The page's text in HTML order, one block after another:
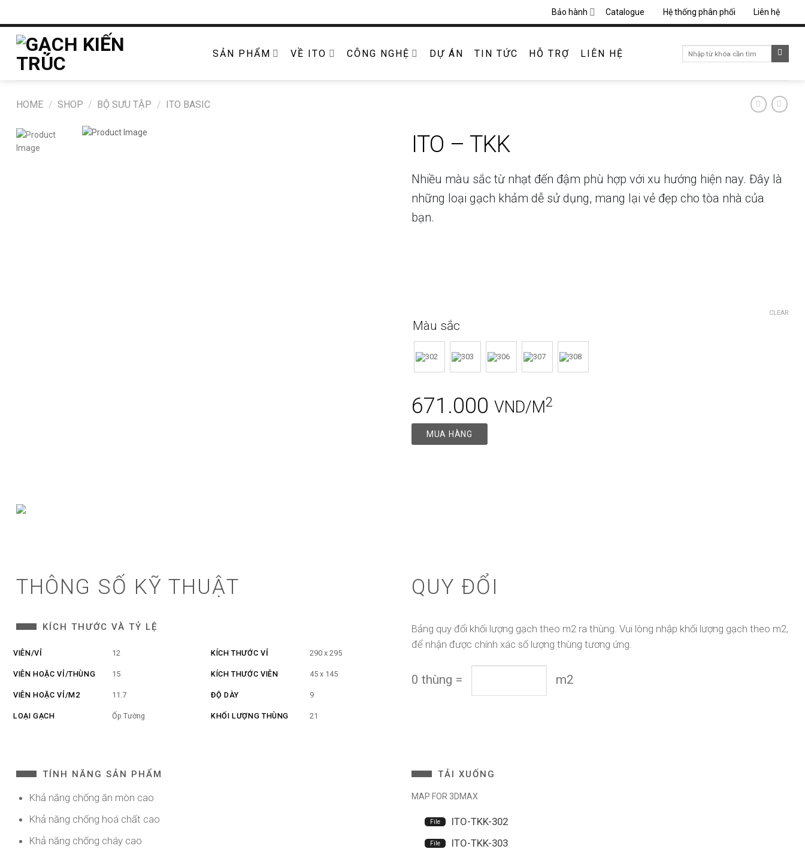
dung
Bảo hành Catalogue Hệ thống phân phối Liên hệ
SẢN PHẨM VỀ ITO CÔNG NGHỆ DỰ ÁN TIN TỨC HỖ TRỢ LIÊN HỆ
Search
HOME / SHOP / BỘ SƯU TẬP / ITO BASIC
ITO – TKK
Nhiều màu sắc từ nhạt đến đậm phù hợp với xu hướng hiện nay. Đây là
những loại gạch khảm dễ sử dụng, mang lại vẻ đẹp cho tòa nhà của
bạn.
Màu sắc
CLEAR
671.000 VND/M2
MUA HÀNG
THÔNG SỐ KỸ THUẬT
KÍCH THƯỚC VÀ TỶ LỆ
VIÊN/VỈ 12 KÍCH THƯỚC VỈ 290 x 295
VIÊN HOẶC VỈ/THÙNG 15 KÍCH THƯỚC VIÊN 45 x 145
VIÊN HOẶC VỈ/M2 11.7 ĐỘ DÀY 9
LOẠI GẠCH Ốp Tường KHỐI LƯỢNG THÙNG 21
QUY ĐỔI
Bảng quy đổi khối lượng gạch theo m2 ra thùng. Vui lòng nhập khối lượng gạch theo m2,
để nhận được chính xác số lượng thùng tương ứng.
0 thùng = m2
TÍNH NĂNG SẢN PHẨM
Khả năng chống ăn mòn cao
Khả năng chống hoá chất cao
Khả năng chống cháy cao
TẢI XUỐNG
MAP FOR 3DMAX
ITO-TKK-302
ITO-TKK-303